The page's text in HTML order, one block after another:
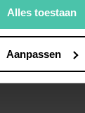
Alles toestaan
Aanpassen
blijven